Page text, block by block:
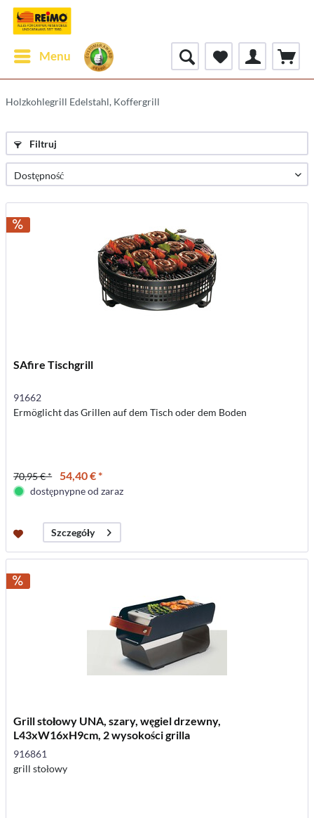
Menu
Holzkohlegrill Edelstahl, Koffergrill
Filtruj
SAfire Tischgrill
91662
Ermöglicht das Grillen auf dem Tisch oder dem Boden
70,95 € * 54,40 € *
dostępnypne od zaraz
Szczegóły
Grill stołowy UNA, szary, węgiel drzewny,
L43xW16xH9cm, 2 wysokości grilla
916861
grill stołowy